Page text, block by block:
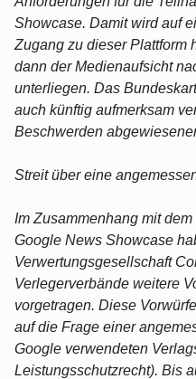
Showcase. Damit wird auf
Zugang zu dieser Plattform
dann der Medienaufsicht
unterliegen. Das
auch künftig aufmerksam
Beschwerden
Streit über eine
Im Zusammenhang mit
Google News Showcase
Verwertungsgesellschaft
Verlegerverbände weitere
vorgetragen. Diese
auf die Frage einer
Google verwendeten
Leistungsschutzrecht). Bis